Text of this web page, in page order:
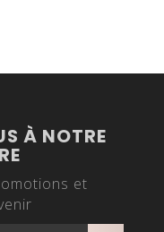
À NOTRE
et